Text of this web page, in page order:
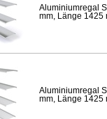
Aluminiumregal
mm, Länge 1425
Aluminiumregal
mm, Länge 1425